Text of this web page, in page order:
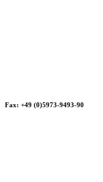
Fax: +49 (0)5973-9493-90